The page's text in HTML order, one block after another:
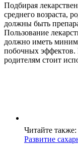
Подбирая
среднего возраста,
должны быть
Пользование
должно иметь
побочных эффектов.
родителям стоит
Читайте также:
Развитие